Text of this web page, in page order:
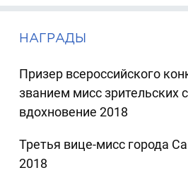
НАГРАДЫ
Призер всероссийского
званием мисс зрительских
вдохновение 2018
Третья вице-мисс города
2018